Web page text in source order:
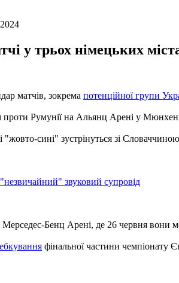
у трьох німецьких
матчів, зокрема потенційної групи
Румунії на Альянц Арені у
сині" зустрінуться зі
звуковий супровід
Бенц Арені, де 26 червня вони
фінальної частини чемпіонату